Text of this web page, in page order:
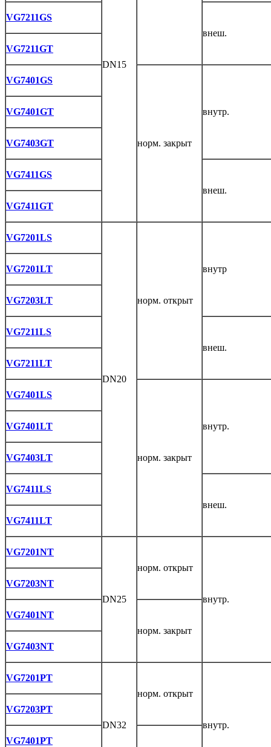
DN15
VG7211GS
внеш.
VG7211GT
VG7401GS
норм. закрыт
внутр.
VG7401GT
VG7403GT
VG7411GS
внеш.
VG7411GT
VG7201LS
DN20
норм. открыт
внутр
VG7201LT
VG7203LT
VG7211LS
внеш.
VG7211LT
VG7401LS
норм. закрыт
внутр.
VG7401LT
VG7403LT
VG7411LS
внеш.
VG7411LT
VG7201NT
DN25
норм. открыт
внутр.
VG7203NT
VG7401NT
норм. закрыт
VG7403NT
VG7201PT
DN32
норм. открыт
внутр.
VG7203PT
VG7401PT